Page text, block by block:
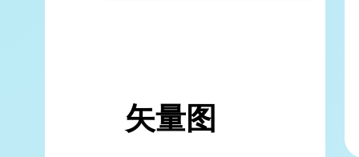
矢量图